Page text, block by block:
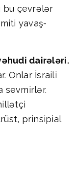
bu çevrələr
yavaş-
dairələri.
Onlar İsraili
sevmirlər.
prinsipial